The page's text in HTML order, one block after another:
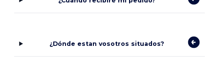
¿Dónde estan vosotros situados?